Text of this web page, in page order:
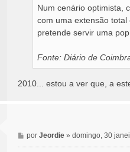
Num cenário optimista,
com uma extensão
pretende servir uma
Fonte: Diário de
2010... estou a ver que, a
M
e
porJeordie »domingo, 30